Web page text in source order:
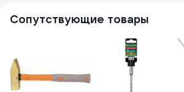
Сопутствующие товары